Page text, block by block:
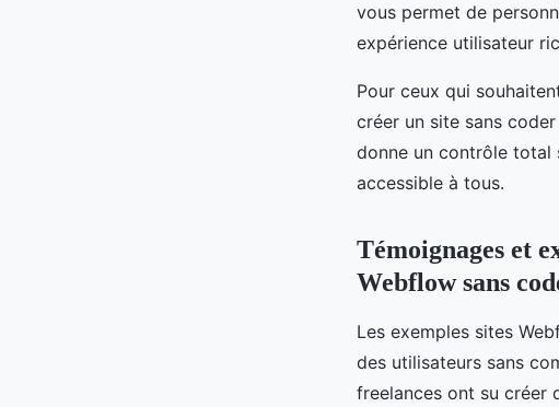
vous permet de
expérience utilisateur
Pour ceux qui
créer un site sans
donne un contrôle total
accessible à tous.
Témoignages et
Webflow sans
Les exemples sites
des utilisateurs sans
freelances ont su créer